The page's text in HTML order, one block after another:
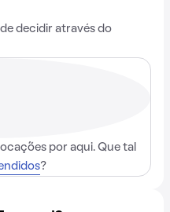
de decidir através do
por aqui. Que tal
?